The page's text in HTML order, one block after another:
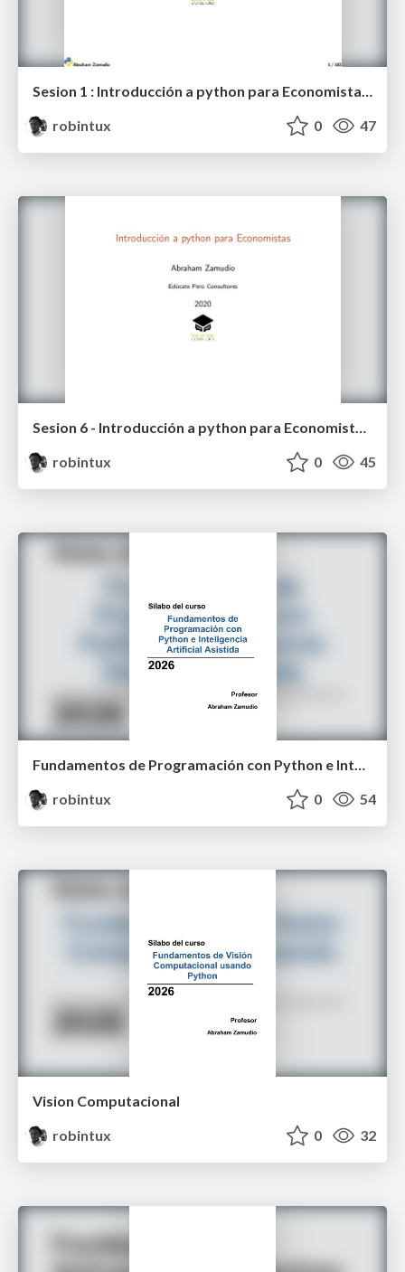
Sesion 1 : Introducción a python para Economistas (EPC - 2020)
robintux
0 47
Sesion 6 - Introducción a python para Economistas (EPC 2020)
robintux
0 45
robintux
0 54
Vision Computacional
robintux
0 32